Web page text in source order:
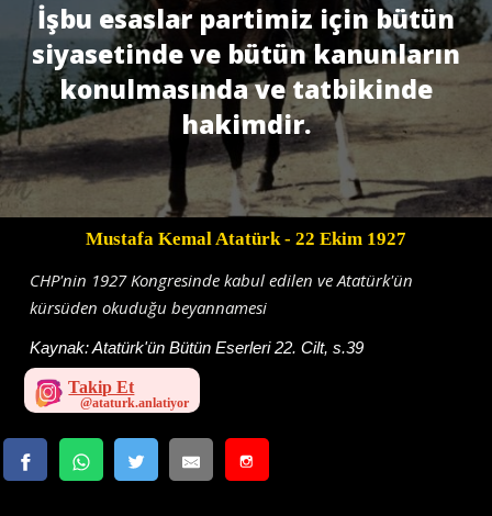
İşbu esaslar partimiz için bütün
siyasetinde ve bütün kanunların
konulmasında ve tatbikinde
hakimdir.
Mustafa Kemal Atatürk - 22 Ekim 1927
CHP'nin 1927 Kongresinde kabul edilen ve Atatürk'ün
kürsüden okuduğu beyannamesi
Kaynak:Atatürk'ün Bütün Eserleri 22. Cilt, s.39
Takip Et